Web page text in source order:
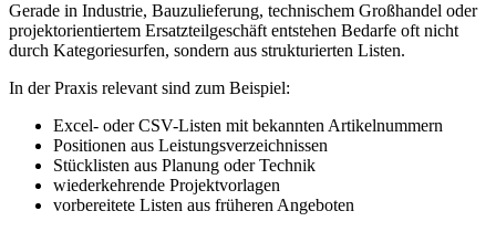
Gerade in Industrie, Bauzulieferung, technischem Großhandel oder
projektorientiertem Ersatzteilgeschäft entstehen Bedarfe oft nicht
durch Kategoriesurfen, sondern aus strukturierten Listen.
In der Praxis relevant sind zum Beispiel:
Excel- oder CSV-Listen mit bekannten Artikelnummern
Positionen aus Leistungsverzeichnissen
Stücklisten aus Planung oder Technik
wiederkehrende Projektvorlagen
vorbereitete Listen aus früheren Angeboten